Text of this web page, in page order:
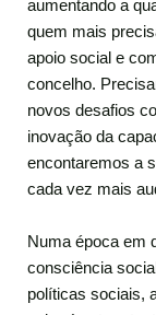
aumentando a
quem mais
apoio social e
concelho.
novos desafios
inovação da
encontaremos a
cada vez mais
Numa época em
consciência
políticas sociais,